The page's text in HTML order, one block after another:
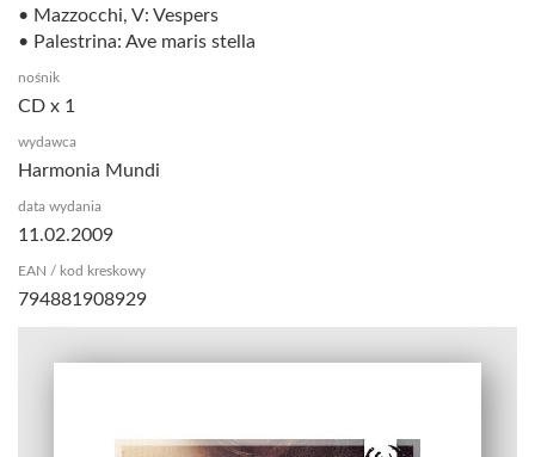
• Mazzocchi, V: Vespers
• Palestrina: Ave maris stella
nośnik
CD x 1
wydawca
Harmonia Mundi
data wydania
11.02.2009
EAN / kod kreskowy
794881908929